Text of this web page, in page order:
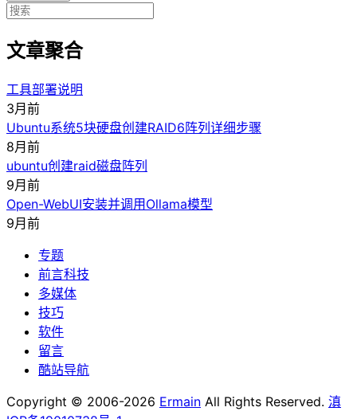
文章聚合
工具部署说明
3月前
Ubuntu系统5块硬盘创建RAID6阵列详细步骤
8月前
ubuntu创建raid磁盘阵列
9月前
Open-WebUI安装并调用Ollama模型
9月前
专题
前言科技
多媒体
技巧
软件
留言
酷站导航
Copyright © 2006-2026 Ermain All Rights Reserved. 滇